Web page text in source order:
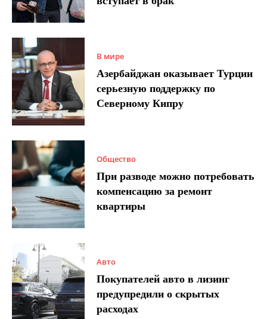
В мире
Азербайджан оказывает Турции
серьезную поддержку по
Северному Кипру
Общество
При разводе можно потребовать
компенсацию за ремонт
квартиры
Авто
Покупателей авто в лизинг
предупредили о скрытых
расходах